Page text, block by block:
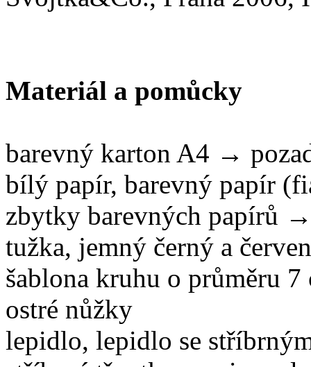
Materiál a pomůcky
barevný karton A4 →
bílý papír, barevný papír
zbytky barevných papírů
tužka, jemný černý a
šablona kruhu o průměru 7
ostré nůžky
lepidlo, lepidlo se